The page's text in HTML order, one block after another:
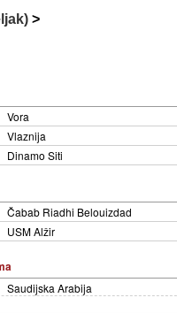
>
Vora
Vlaznija
Dinamo Siti
Čabab Riadhi Belouizdad
USM Alžir
Saudijska Arabija